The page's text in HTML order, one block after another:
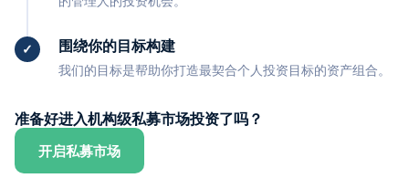
围绕你的目标构建
我们的目标是帮助你打造最契合个人投资目标的资产组合。
准备好进入机构级私募市场投资了吗？
开启私募市场